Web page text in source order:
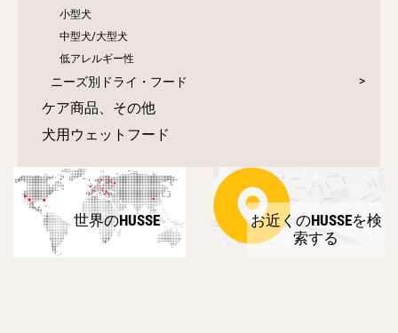
小型犬
中型犬/大型犬
低アレルギー性
ニーズ別ドライ・フード
ケア商品、その他
犬用ウェットフード
世界のHUSSE
お近くのHUSSEを検
索する